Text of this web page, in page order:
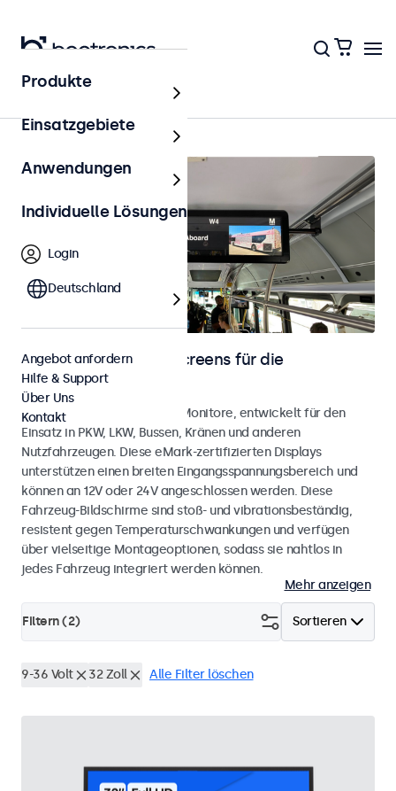
Startseite
Monitore und Touchscreens für die
Fahrzeugintegration
Monitore und Touchscreen-Monitore, entwickelt für den
Einsatz in PKW, LKW, Bussen, Kränen und anderen
Nutzfahrzeugen. Diese eMark-zertifizierten Displays
unterstützen einen breiten Eingangsspannungsbereich und
können an 12V oder 24V angeschlossen werden. Diese
Fahrzeug-Bildschirme sind stoß- und vibrationsbeständig,
resistent gegen Temperaturschwankungen und verfügen
über vielseitige Montageoptionen, sodass sie nahtlos in
jedes Fahrzeug integriert werden können.
Mehr anzeigen
Sortieren
Filtern (2)
9-36 Volt 32 Zoll Alle Filter löschen
Produkte
Einsatzgebiete
Anwendungen
Individuelle Lösungen
Login
Deutschland
Angebot anfordern
Hilfe & Support
Über Uns
Kontakt